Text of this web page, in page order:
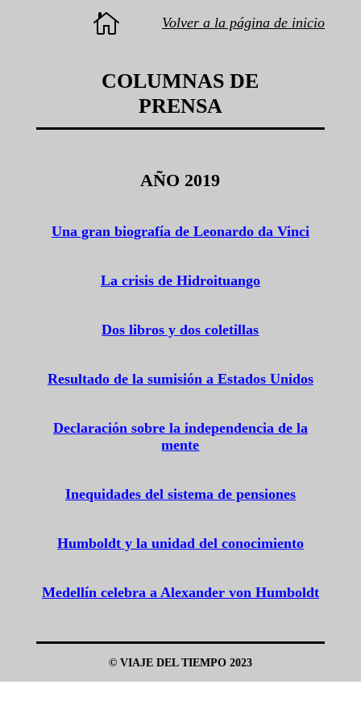
 Volver a la página de inicio
COLUMNAS DE
PRENSA
AÑO 2019
Una gran biografía de Leonardo da Vinci
La crisis de Hidroituango
Dos libros y dos coletillas
Resultado de la sumisión a Estados Unidos
Declaración sobre la independencia de la
mente
Inequidades del sistema de pensiones
Humboldt y la unidad del conocimiento
Medellín celebra a Alexander von Humboldt
© VIAJE DEL TIEMPO 2023